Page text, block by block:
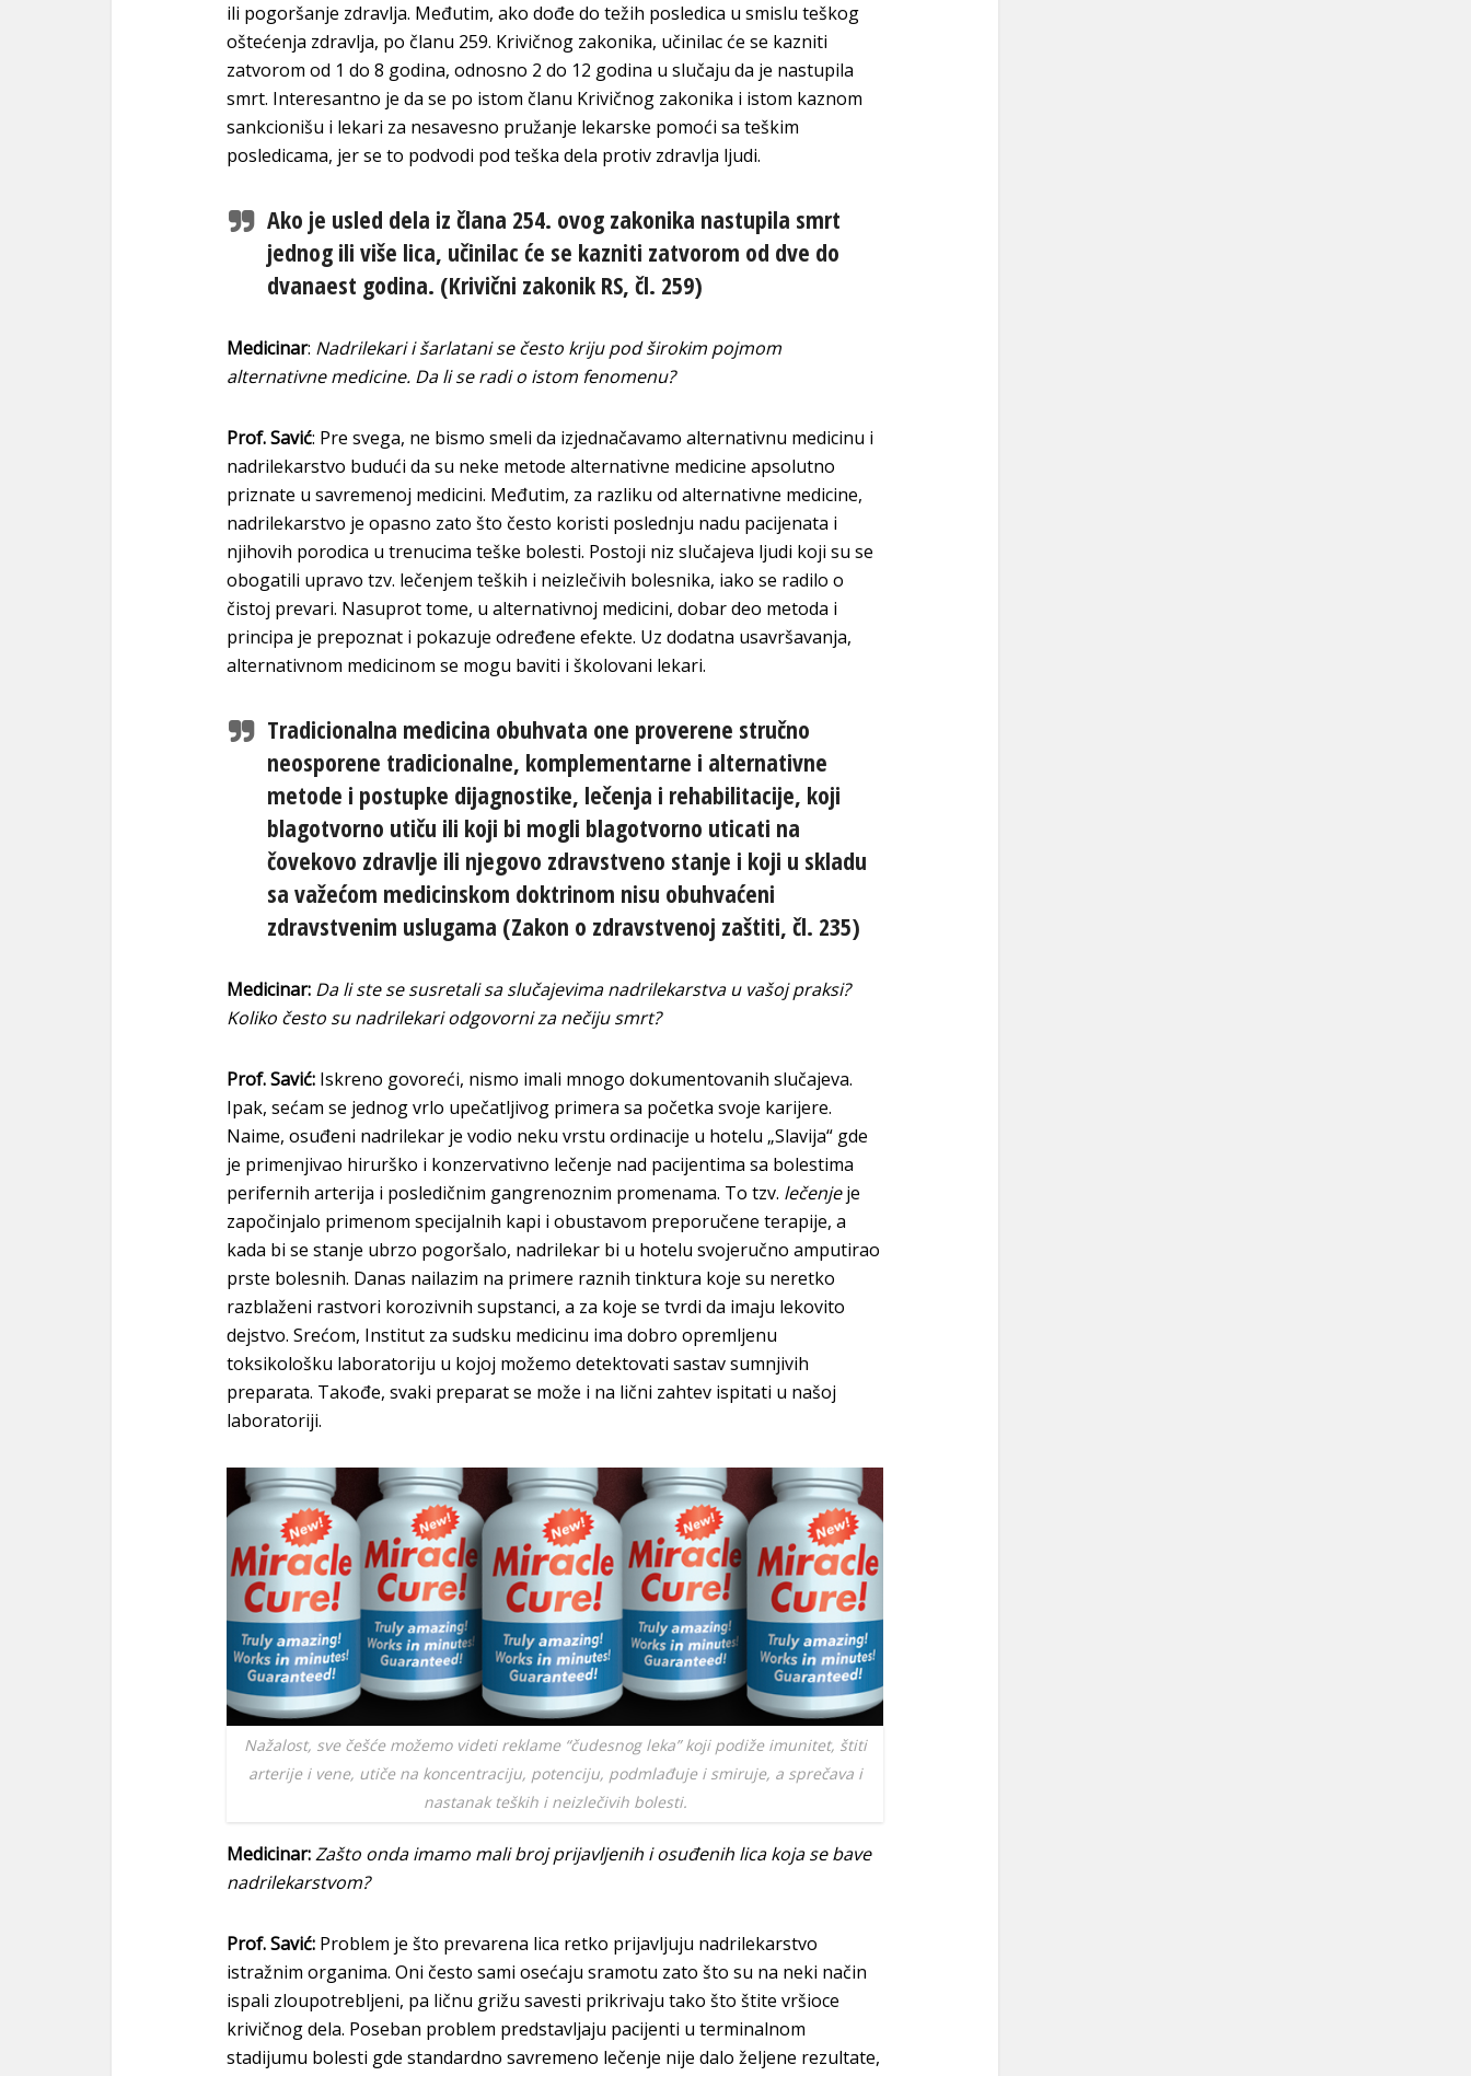
ili pogoršanje zdravlja. Međutim, ako dođe do težih posledica u smislu teškog
oštećenja zdravlja, po članu 259. Krivičnog zakonika, učinilac će se kazniti
zatvorom od 1 do 8 godina, odnosno 2 do 12 godina u slučaju da je nastupila
smrt. Interesantno je da se po istom članu Krivičnog zakonika i istom kaznom
sankcionišu i lekari za nesavesno pružanje lekarske pomoći sa teškim
posledicama, jer se to podvodi pod teška dela protiv zdravlja ljudi.
Ako je usled dela iz člana 254. ovog zakonika nastupila smrt
jednog ili više lica, učinilac će se kazniti zatvorom od dve do
dvanaest godina. (Krivični zakonik RS, čl. 259)
Medicinar: Nadrilekari i šarlatani se često kriju pod širokim pojmom
alternativne medicine. Da li se radi o istom fenomenu?
Prof. Savić: Pre svega, ne bismo smeli da izjednačavamo alternativnu medicinu i
nadrilekarstvo budući da su neke metode alternativne medicine apsolutno
priznate u savremenoj medicini. Međutim, za razliku od alternativne medicine,
nadrilekarstvo je opasno zato što često koristi poslednju nadu pacijenata i
njihovih porodica u trenucima teške bolesti. Postoji niz slučajeva ljudi koji su se
obogatili upravo tzv. lečenjem teških i neizlečivih bolesnika, iako se radilo o
čistoj prevari. Nasuprot tome, u alternativnoj medicini, dobar deo metoda i
principa je prepoznat i pokazuje određene efekte. Uz dodatna usavršavanja,
alternativnom medicinom se mogu baviti i školovani lekari.
Tradicionalna medicina obuhvata one proverene stručno
neosporene tradicionalne, komplementarne i alternativne
metode i postupke dijagnostike, lečenja i rehabilitacije, koji
blagotvorno utiču ili koji bi mogli blagotvorno uticati na
čovekovo zdravlje ili njegovo zdravstveno stanje i koji u skladu
sa važećom medicinskom doktrinom nisu obuhvaćeni
zdravstvenim uslugama (Zakon o zdravstvenoj zaštiti, čl. 235)
Medicinar: Da li ste se susretali sa slučajevima nadrilekarstva u vašoj praksi?
Koliko često su nadrilekari odgovorni za nečiju smrt?
Prof. Savić: Iskreno govoreći, nismo imali mnogo dokumentovanih slučajeva.
Ipak, sećam se jednog vrlo upečatljivog primera sa početka svoje karijere.
Naime, osuđeni nadrilekar je vodio neku vrstu ordinacije u hotelu „Slavija“ gde
je primenjivao hirurško i konzervativno lečenje nad pacijentima sa bolestima
perifernih arterija i posledičnim gangrenoznim promenama. To tzv. lečenjeje
započinjalo primenom specijalnih kapi i obustavom preporučene terapije, a
kada bi se stanje ubrzo pogoršalo, nadrilekar bi u hotelu svojeručno amputirao
prste bolesnih. Danas nailazim na primere raznih tinktura koje su neretko
razblaženi rastvori korozivnih supstanci, a za koje se tvrdi da imaju lekovito
dejstvo. Srećom, Institut za sudsku medicinu ima dobro opremljenu
toksikološku laboratoriju u kojoj možemo detektovati sastav sumnjivih
preparata. Takođe, svaki preparat se može i na lični zahtev ispitati u našoj
laboratoriji.
Nažalost, sve češće možemo videti reklame “čudesnog leka” koji podiže imunitet, štiti
arterije i vene, utiče na koncentraciju, potenciju, podmlađuje i smiruje, a sprečava i
nastanak teških i neizlečivih bolesti.
Medicinar:Zašto onda imamo mali broj prijavljenih i osuđenih lica koja se bave
nadrilekarstvom?
Prof. Savić: Problem je što prevarena lica retko prijavljuju nadrilekarstvo
istražnim organima. Oni često sami osećaju sramotu zato što su na neki način
ispali zloupotrebljeni, pa ličnu grižu savesti prikrivaju tako što štite vršioce
krivičnog dela. Poseban problem predstavljaju pacijenti u terminalnom
stadijumu bolesti gde standardno savremeno lečenje nije dalo željene rezultate,